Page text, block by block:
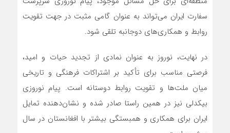
سفارت ایران می‌تواند به عنوان گامی مثبت در جهت تقویت
روابط و همکاری‌های دوجانبه تلقی شود.
در نهایت، نوروز به عنوان نمادی از تجدید حیات و امید،
فرصتی مناسب برای تأکید بر اشتراکات فرهنگی و تاریخی
میان ملت‌ها و تقویت روابط دوستانه است. پیام نوروزی
بیکدلی نیز در همین راستا صادر شده و نشان‌دهنده تمایل
ایران برای همکاری و همبستگی بیشتر با افغانستان در سال